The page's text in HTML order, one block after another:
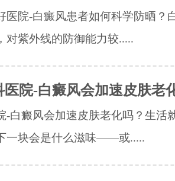
医院-白癜风患者如何科学防晒？
对紫外线的防御能力较.....
医院-白癜风会加速皮肤老
-白癜风会加速皮肤老化吗？生活
一块会是什么滋味——或.....